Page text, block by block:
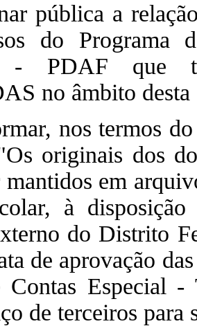
pública a
do Programa
- PDAF que
no âmbito
nos termos
originais dos
mantidos em
à
do Distrito
de aprovação
Contas Especial
de terceiros para